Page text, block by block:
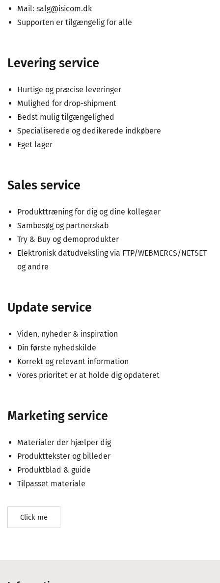
Mail: salg@isicom.dk
Supporten er tilgængelig for alle
Levering service
Hurtige og præcise leveringer
Mulighed for drop-shipment
Bedst mulig tilgængelighed
Specialiserede og dedikerede indkøbere
Eget lager
Sales service
Produkttræning for dig og dine kollegaer
Sambesøg og partnerskab
Try & Buy og demoprodukter
Elektronisk datudveksling via FTP/WEBMERCS/NETSET
og andre
Update service
Viden, nyheder & inspiration
Din første nyhedskilde
Korrekt og relevant information
Vores prioritet er at holde dig opdateret
Marketing service
Materialer der hjælper dig
Produkttekster og billeder
Produktblad & guide
Tilpasset materiale
Click me